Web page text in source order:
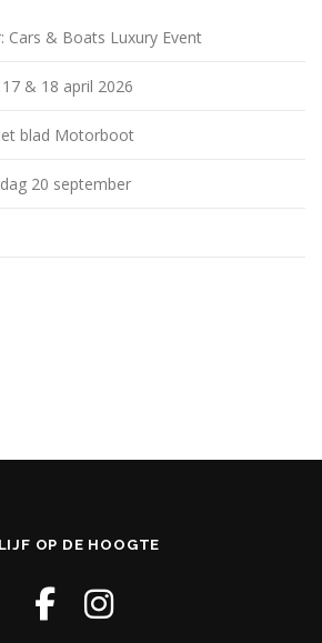
Cars & Boats Luxury Event
& 18 april 2026
blad Motorboot
20 september
OP DE HOOGTE